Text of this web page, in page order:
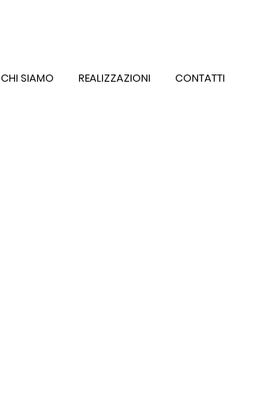
CHI SIAMO REALIZZAZIONI CONTATTI